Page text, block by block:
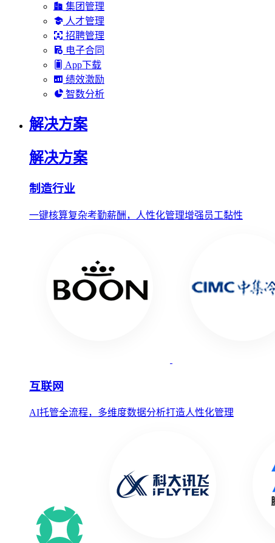
集团管理
人才管理
招聘管理
电子合同
App下载
绩效激励
智数分析
解决方案
解决方案
制造行业
一键核算复杂考勤薪酬，人性化管理增强员工黏性
互联网
AI托管全流程，多维度数据分析打造人性化管理